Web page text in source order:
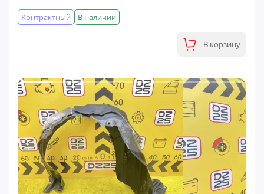
В наличии
Контрактный
В корзину